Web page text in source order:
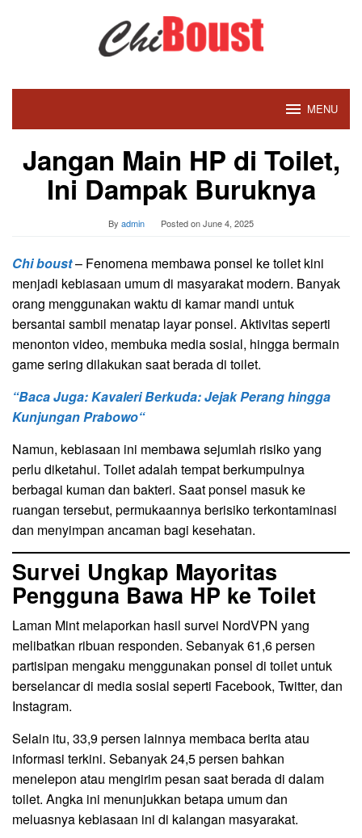
MENU
Jangan Main HP di Toilet,
Ini Dampak Buruknya
By admin Posted onJune 4, 2025
Chi boust– Fenomena membawa ponsel ke toilet kini
menjadi kebiasaan umum di masyarakat modern. Banyak
orang menggunakan waktu di kamar mandi untuk
bersantai sambil menatap layar ponsel. Aktivitas seperti
menonton video, membuka media sosial, hingga bermain
game sering dilakukan saat berada di toilet.
“Baca Juga:Kavaleri Berkuda: Jejak Perang hingga
Kunjungan Prabowo“
Namun, kebiasaan ini membawa sejumlah risiko yang
perlu diketahui. Toilet adalah tempat berkumpulnya
berbagai kuman dan bakteri. Saat ponsel masuk ke
ruangan tersebut, permukaannya berisiko terkontaminasi
dan menyimpan ancaman bagi kesehatan.
Survei Ungkap Mayoritas
Pengguna Bawa HP ke Toilet
Laman Mint melaporkan hasil survei NordVPN yang
melibatkan ribuan responden. Sebanyak 61,6 persen
partisipan mengaku menggunakan ponsel di toilet untuk
berselancar di media sosial seperti Facebook, Twitter, dan
Instagram.
Selain itu, 33,9 persen lainnya membaca berita atau
informasi terkini. Sebanyak 24,5 persen bahkan
menelepon atau mengirim pesan saat berada di dalam
toilet. Angka ini menunjukkan betapa umum dan
meluasnya kebiasaan ini di kalangan masyarakat.